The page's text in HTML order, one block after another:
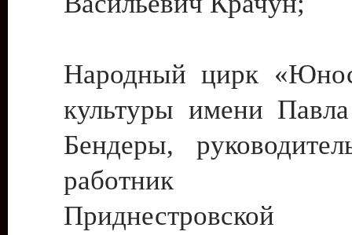
Народный цирк
культуры имени
Бендеры,
работник
Приднестровской